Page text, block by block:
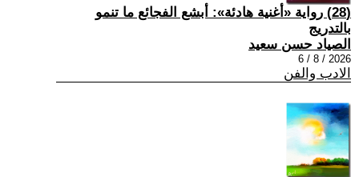
(28) رواية «أغنية هادئة»: أبشع الفجائع ما تنمو
بالتدريج
الصياد حسن سعيد
2026 / 8 / 6
الادب والفن